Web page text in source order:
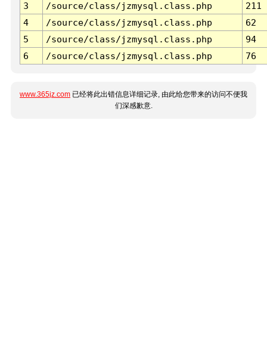
3 /source/class/jzmysql.class.php
211
4
/source/class/jzmysql.class.php
62
5
/source/class/jzmysql.class.php
94
6
/source/class/jzmysql.class.php 76
www.365jz.com 已经将此出错信息详细记录, 由此给您带来的访问不便我
们深感歉意.